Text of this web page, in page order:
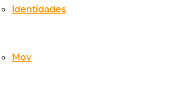
Identidades
Mov